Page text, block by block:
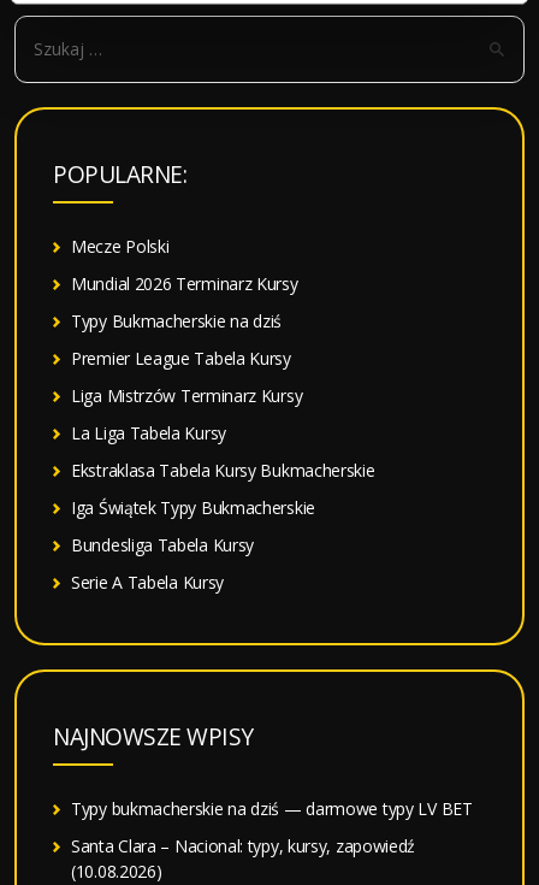
S
k
POPULARNE:
Mecze Polski
Mundial 2026 Terminarz Kursy
Typy Bukmacherskie na dziś
Premier League Tabela Kursy
Liga Mistrzów Terminarz Kursy
La Liga Tabela Kursy
Ekstraklasa Tabela Kursy Bukmacherskie
Iga Świątek Typy Bukmacherskie
Bundesliga Tabela Kursy
Serie A Tabela Kursy
NAJNOWSZE WPISY
Typy bukmacherskie na dziś — darmowe typy LV BET
Santa Clara – Nacional: typy, kursy, zapowiedź
(10.08.2026)